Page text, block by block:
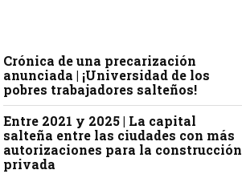
Crónica de una precarización
anunciada | ¡Universidad de los
pobres trabajadores salteños!
Entre 2021 y 2025 | La capital
salteña entre las ciudades con más
autorizaciones para la construcción
privada